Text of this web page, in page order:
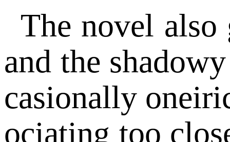
The novel
and the
casionally
ociating too